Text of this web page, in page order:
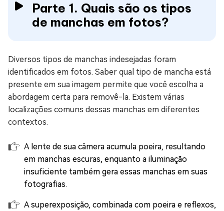
Parte 1. Quais são os tipos
de manchas em fotos?
Diversos tipos de manchas indesejadas foram
identificados em fotos. Saber qual tipo de mancha está
presente em sua imagem permite que você escolha a
abordagem certa para removê-la. Existem várias
localizações comuns dessas manchas em diferentes
contextos.
A lente de sua câmera acumula poeira, resultando
em manchas escuras, enquanto a iluminação
insuficiente também gera essas manchas em suas
fotografias.
A superexposição, combinada com poeira e reflexos,